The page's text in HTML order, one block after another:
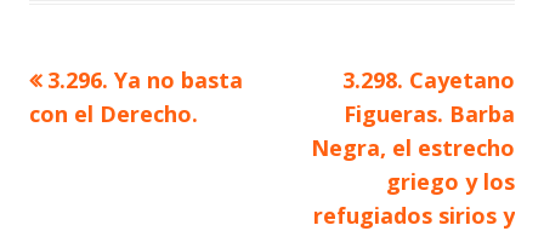
Navegación
Artículo
anterior
3.296. Ya no basta
con el Derecho.
Artículo
siguiente
3.298. Cayetano
Figueras. Barba
Negra, el estrecho
griego y los
refugiados sirios y